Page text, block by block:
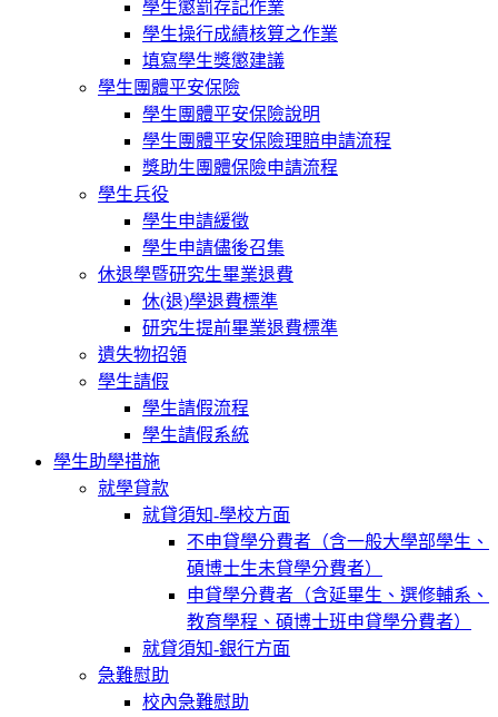
學生懲罰存記作業
學生操行成績核算之作業
填寫學生獎懲建議
學生團體平安保險
學生團體平安保險說明
學生團體平安保險理賠申請流程
獎助生團體保險申請流程
學生兵役
學生申請緩徵
學生申請儘後召集
休退學暨研究生畢業退費
休(退)學退費標準
研究生提前畢業退費標準
遺失物招領
學生請假
學生請假流程
學生請假系統
學生助學措施
就學貸款
就貸須知-學校方面
不申貸學分費者（含一般大學部學生、
碩博士生未貸學分費者）
申貸學分費者（含延畢生、選修輔系、
教育學程、碩博士班申貸學分費者）
就貸須知-銀行方面
急難慰助
校內急難慰助